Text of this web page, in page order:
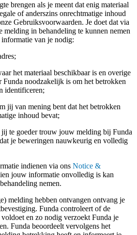
brengen als je meent dat enig materiaal
of anderszins onrechtmatige inhoud
Gebruiksvoorwaarden. Je doet dat via
melding in behandeling te kunnen nemen
van je nodig:
het materiaal beschikbaar is en overige
noodzakelijk is om het betrokken
identificeren;
jij van mening bent dat het betrokken
inhoud bevat;
te goeder trouw jouw melding bij Funda
je beweringen nauwkeurig en volledig
indienen via ons Notice &
jouw informatie onvolledig is kan
nemen.
melding hebben ontvangen ontvang je
Funda controleert of de
en zo nodig verzoekt Funda je
Funda beoordeelt vervolgens het